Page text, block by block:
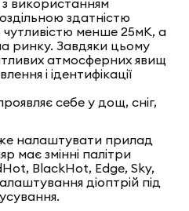
з використанням
здатністю
менше 25мК, а
ринку. Завдяки цьому
атмосферних явищ
і ідентифікації
себе у дощ, сніг,
налаштувати прилад
має змінні палітри
BlackHot, Edge, Sky,
діоптрій під